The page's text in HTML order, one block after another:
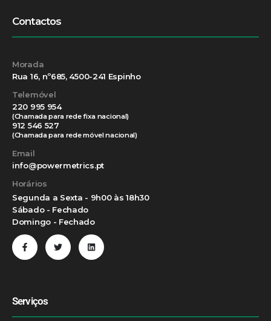
Contactos
Morada
Rua 16, nº685, 4500-241 Espinho
Telemóvel
220 995 954
(Chamada para rede fixa nacional)
912 546 527
(Chamada para rede móvel nacional)
Email
info@powermetrics.pt
Horários
Segunda a Sexta - 9h00 às 18h30
Sábado - Fechado
Domingo - Fechado
Serviços